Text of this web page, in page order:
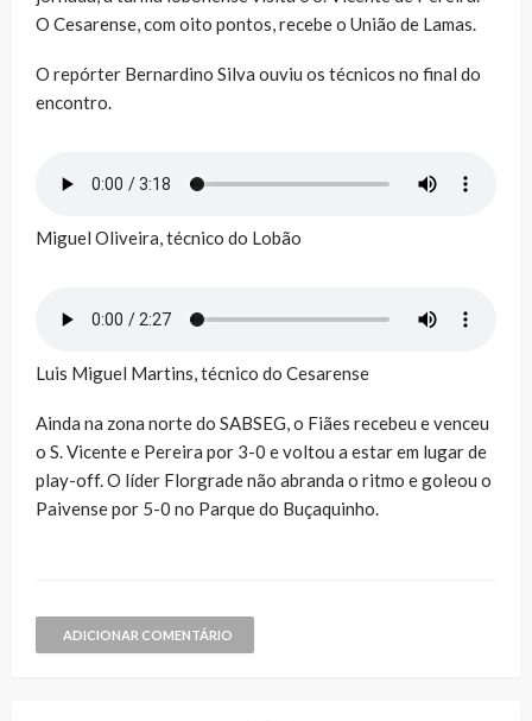
O Cesarense, com oito pontos, recebe o União de Lamas.
O repórter Bernardino Silva ouviu os técnicos no final do
encontro.
Miguel Oliveira, técnico do Lobão
Luis Miguel Martins, técnico do Cesarense
Ainda na zona norte do SABSEG, o Fiães recebeu e venceu
o S. Vicente e Pereira por 3-0 e voltou a estar em lugar de
play-off. O líder Florgrade não abranda o ritmo e goleou o
Paivense por 5-0 no Parque do Buçaquinho.
ADICIONAR COMENTÁRIO